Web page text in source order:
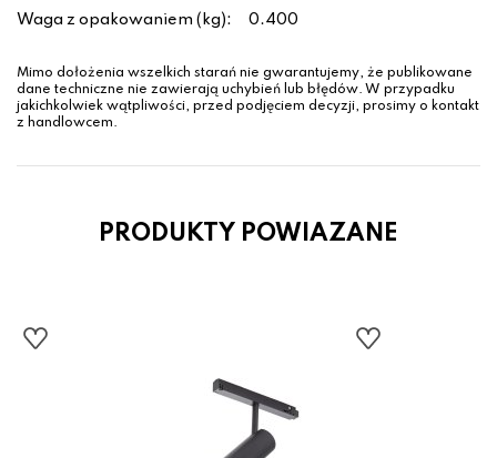
Waga z opakowaniem (kg): 0.400
Mimo dołożenia wszelkich starań nie gwarantujemy, że publikowane
dane techniczne nie zawierają uchybień lub błędów. W przypadku
jakichkolwiek wątpliwości, przed podjęciem decyzji, prosimy o kontakt
z handlowcem.
PRODUKTY POWIAZANE